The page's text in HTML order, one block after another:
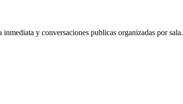
y conversaciones publicas organizadas por sala.